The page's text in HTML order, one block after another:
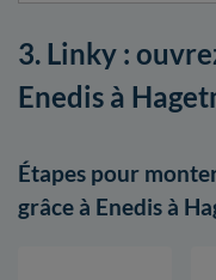
3. Linky :
Enedis à
Étapes pour
grâce à Enedis à